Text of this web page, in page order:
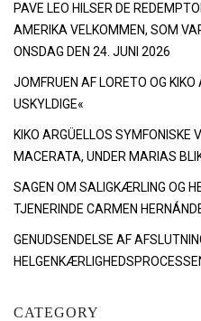
PAVE LEO HILSER DE
AMERIKA VELKOMMEN, SOM
ONSDAG DEN 24. JUNI 2026
JOMFRUEN AF LORETO OG
USKYLDIGE«
KIKO ARGÜELLOS SYMFONISKE
MACERATA, UNDER MARIAS
SAGEN OM SALIGKÆRLING OG
TJENERINDE CARMEN
GENUDSENDELSE AF
CATEGORY